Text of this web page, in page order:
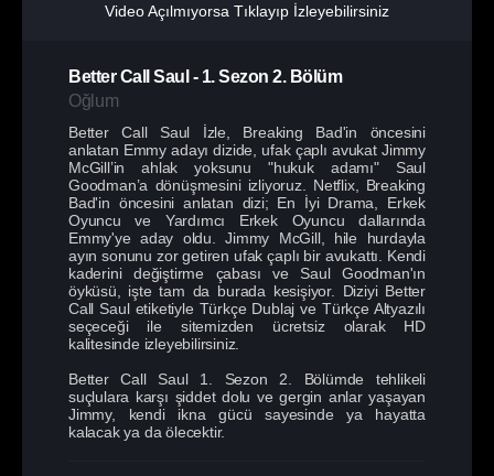
Video Açılmıyorsa Tıklayıp İzleyebilirsiniz
Better Call Saul - 1. Sezon 2. Bölüm
Oğlum
Better Call Saul İzle, Breaking Bad'in öncesini
anlatan Emmy adayı dizide, ufak çaplı avukat Jimmy
McGill’in ahlak yoksunu "hukuk adamı" Saul
Goodman’a dönüşmesini izliyoruz. Netflix, Breaking
Bad'in öncesini anlatan dizi; En İyi Drama, Erkek
Oyuncu ve Yardımcı Erkek Oyuncu dallarında
Emmy'ye aday oldu. Jimmy McGill, hile hurdayla
ayın sonunu zor getiren ufak çaplı bir avukattı. Kendi
kaderini değiştirme çabası ve Saul Goodman'ın
öyküsü, işte tam da burada kesişiyor. Diziyi Better
Call Saul etiketiyle Türkçe Dublaj ve Türkçe Altyazılı
seçeceği ile sitemizden ücretsiz olarak HD
kalitesinde izleyebilirsiniz.
Better Call Saul 1. Sezon 2. Bölümde tehlikeli
suçlulara karşı şiddet dolu ve gergin anlar yaşayan
Jimmy, kendi ikna gücü sayesinde ya hayatta
kalacak ya da ölecektir.